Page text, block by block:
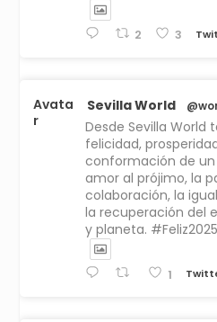
2 3
Avata
r
Sevilla World
Desde Sevilla World
felicidad,
conformación de
amor al prójimo, la
colaboración, la
la recuperación del
y planeta. #Feliz2025
1